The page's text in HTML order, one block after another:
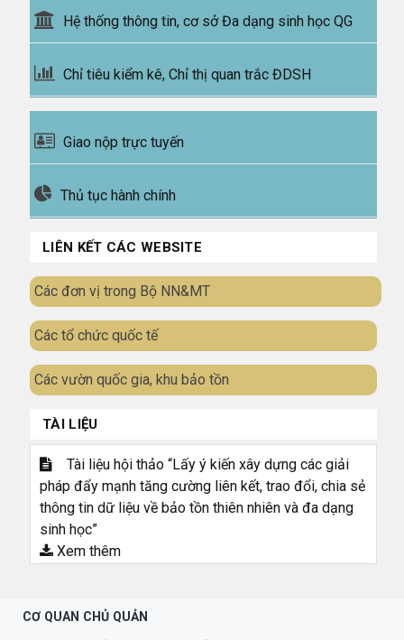
Hệ thống thông tin, cơ sở Đa dạng sinh học QG
Chỉ tiêu kiểm kê, Chỉ thị quan trắc ĐDSH
Giao nộp trực tuyến
Thủ tục hành chính
LIÊN KẾT CÁC WEBSITE
Các đơn vị trong Bộ NN&MT
Các tổ chức quốc tế
Các vườn quốc gia, khu bảo tồn
TÀI LIỆU
Tài liệu hội thảo “Lấy ý kiến xây dựng các giải
pháp đẩy mạnh tăng cường liên kết, trao đổi, chia sẻ
thông tin dữ liệu về bảo tồn thiên nhiên và đa dạng
sinh học”
Xem thêm
CƠ QUAN CHỦ QUẢN